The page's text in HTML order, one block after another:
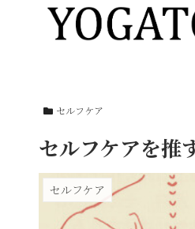
セルフケア
セルフケアを推
セルフケア